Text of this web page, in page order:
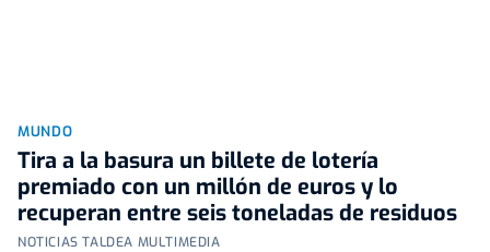
MUNDO
Tira a la basura un billete de lotería
premiado con un millón de euros y lo
recuperan entre seis toneladas de residuos
NOTICIAS TALDEA MULTIMEDIA